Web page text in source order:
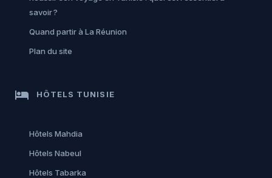
savoir ?
Quand partir à La Réunion
Plan du site
hotel HÔTELS TUNISIE
Hôtels Mahdia
Hôtels Nabeul
Hôtels Tabarka